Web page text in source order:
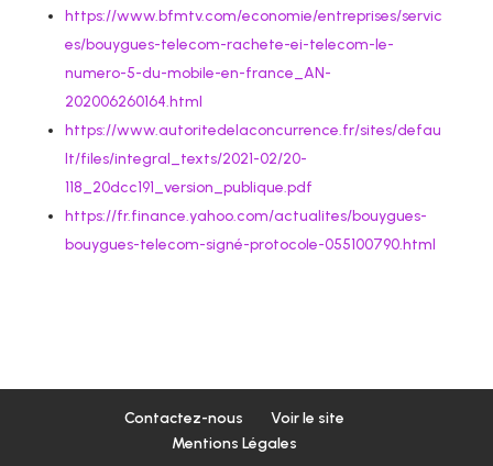
https://www.bfmtv.com/economie/entreprises/servic
es/bouygues-telecom-rachete-ei-telecom-le-
numero-5-du-mobile-en-france_AN-
202006260164.html
https://www.autoritedelaconcurrence.fr/sites/defau
lt/files/integral_texts/2021-02/20-
118_20dcc191_version_publique.pdf
https://fr.finance.yahoo.com/actualites/bouygues-
bouygues-telecom-signé-protocole-055100790.html
Contactez-nous
Voir le site
Mentions Légales